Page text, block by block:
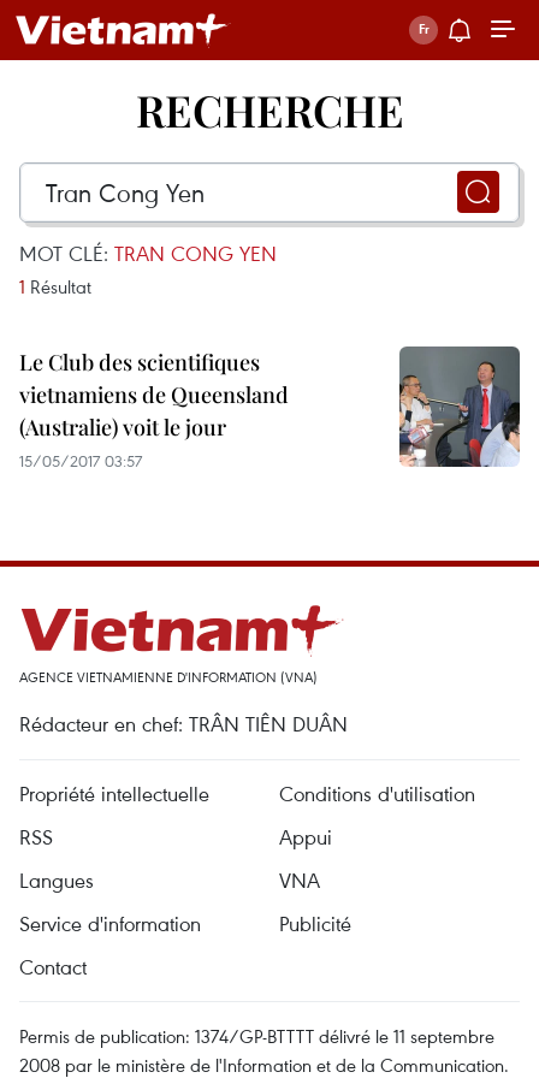
RECHERCHE
MOT CLÉ: TRAN CONG YEN
1 Résultat
Le Club des scientifiques
vietnamiens de Queensland
(Australie) voit le jour
15/05/2017 03:57
AGENCE VIETNAMIENNE D'INFORMATION (VNA)
Rédacteur en chef: TRÂN TIÊN DUÂN
Propriété intellectuelle
Conditions d'utilisation
RSS
Appui
Langues
VNA
Service d'information
Publicité
Contact
Permis de publication: 1374/GP-BTTTT délivré le 11 septembre
2008 par le ministère de l'Information et de la Communication.